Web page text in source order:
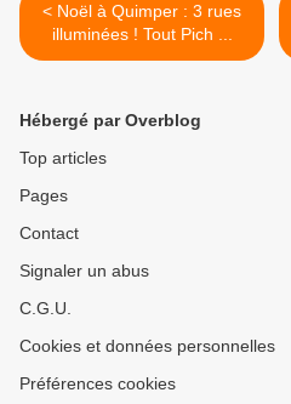
< Noël à Quimper : 3 rues
illuminées ! Tout Pich ...
Hébergé par Overblog
Top articles
Pages
Contact
Signaler un abus
C.G.U.
Cookies et données personnelles
Préférences cookies